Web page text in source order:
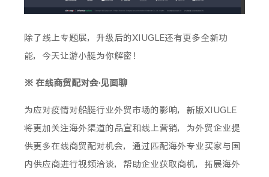
除了线上专题展，升级后的XIUGLE还有更多全新功
能，今天让游小艇为你解密！
※ 在线商贸配对会·见面聊
为应对疫情对船艇行业外贸市场的影响，新版XIUGLE
将更加关注海外渠道的品宣和线上营销，为外贸企业提
供更多在线商贸配对机会，通过匹配海外专业买家与国
内供应商进行视频洽谈，帮助企业获取商机，拓展海外